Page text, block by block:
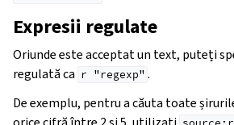
Expresii regulate
Oriunde este acceptat un text, puteți
regulată ca r "regexp" .
De exemplu, pentru a căuta toate